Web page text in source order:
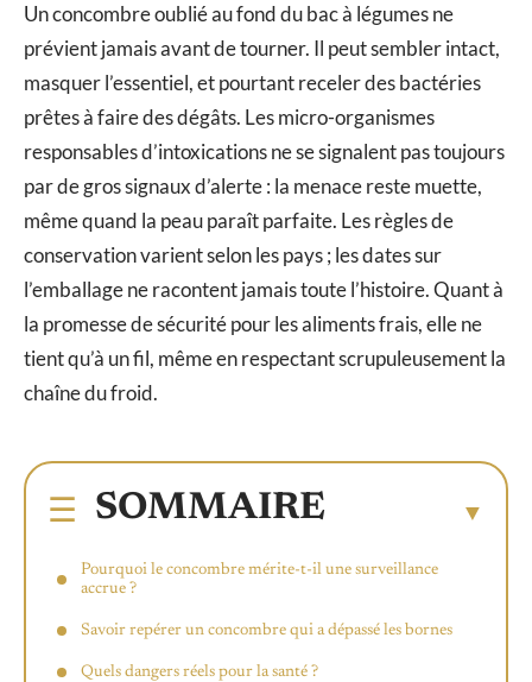
Un concombre oublié au fond du bac à légumes ne
prévient jamais avant de tourner. Il peut sembler intact,
masquer l’essentiel, et pourtant receler des bactéries
prêtes à faire des dégâts. Les micro-organismes
responsables d’intoxications ne se signalent pas toujours
par de gros signaux d’alerte : la menace reste muette,
même quand la peau paraît parfaite. Les règles de
conservation varient selon les pays ; les dates sur
l’emballage ne racontent jamais toute l’histoire. Quant à
la promesse de sécurité pour les aliments frais, elle ne
tient qu’à un fil, même en respectant scrupuleusement la
chaîne du froid.
SOMMAIRE
Pourquoi le concombre mérite-t-il une surveillance
accrue ?
Savoir repérer un concombre qui a dépassé les bornes
Quels dangers réels pour la santé ?